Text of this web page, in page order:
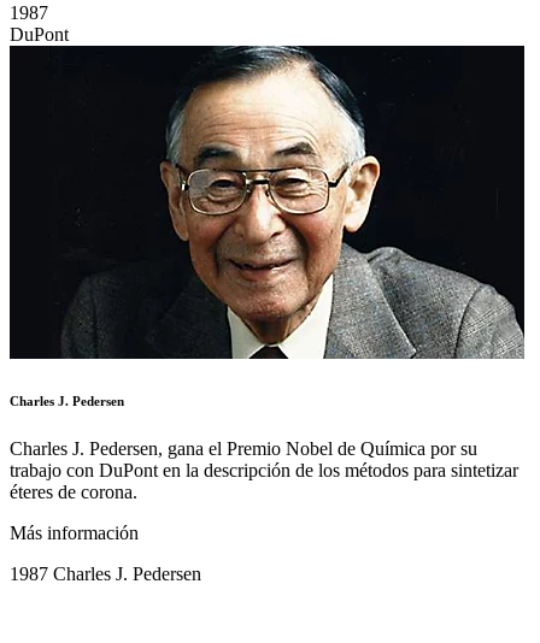
1987
DuPont
Charles J. Pedersen
Charles J. Pedersen, gana el Premio Nobel de Química por su
trabajo con DuPont en la descripción de los métodos para sintetizar
éteres de corona.
Más información
1987 Charles J. Pedersen